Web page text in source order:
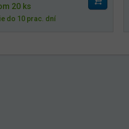
20 ks
do 10 prac. dní